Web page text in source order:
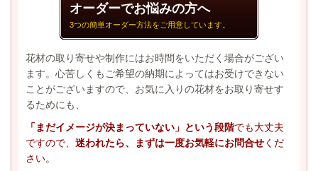
オーダーでお悩みの方へ
3つの簡単オーダー方法をご用意しています。
花材の取り寄せや制作にはお時間をいただく場合がござい
ます。心苦しくもご希望の納期によってはお受けできない
ことがございますので、 お気に入りの花材をお取り寄せす
るためにも、
「まだイメージが決まっていない」という段階でも大丈夫
ですので、 迷われたら、まずは一度お気軽にお問合せくだ
さい。